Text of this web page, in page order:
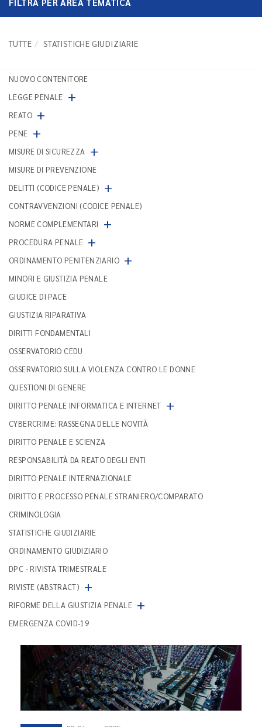
TUTTE STATISTICHE GIUDIZIARIE
NUOVO CONTENITORE
LEGGE PENALE +
REATO +
PENE +
MISURE DI SICUREZZA +
MISURE DI PREVENZIONE
DELITTI (CODICE PENALE) +
CONTRAVVENZIONI (CODICE PENALE)
NORME COMPLEMENTARI
+
PROCEDURA PENALE +
ORDINAMENTO PENITENZIARIO +
MINORI E GIUSTIZIA PENALE
GIUDICE DI PACE
GIUSTIZIA RIPARATIVA
DIRITTI FONDAMENTALI
OSSERVATORIO CEDU
OSSERVATORIO SULLA VIOLENZA CONTRO LE DONNE
QUESTIONI DI GENERE
DIRITTO PENALE INFORMATICA E INTERNET +
CYBERCRIME: RASSEGNA DELLE NOVITÀ
DIRITTO PENALE E SCIENZA
RESPONSABILITÀ DA REATO DEGLI ENTI
DIRITTO PENALE INTERNAZIONALE
DIRITTO E PROCESSO PENALE STRANIERO/COMPARATO
CRIMINOLOGIA
STATISTICHE GIUDIZIARIE
ORDINAMENTO GIUDIZIARIO
DPC - RIVISTA TRIMESTRALE
RIVISTE (ABSTRACT) +
RIFORME DELLA GIUSTIZIA PENALE +
EMERGENZA COVID-19